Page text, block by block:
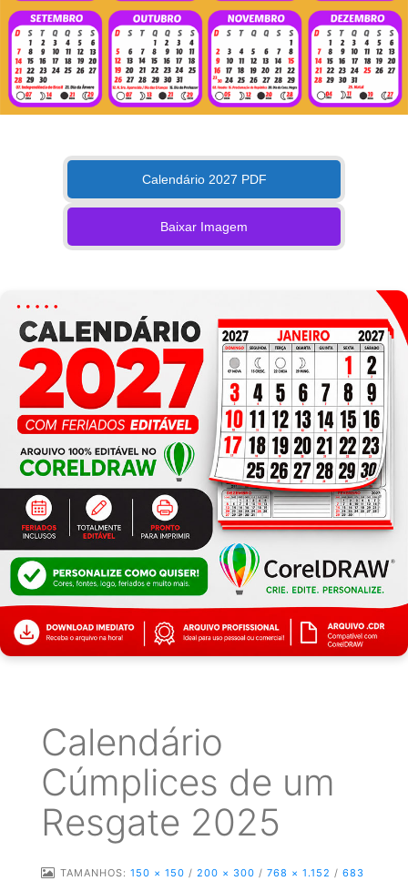
Calendário 2027 PDF
Baixar Imagem
Calendário
Cúmplices de um
Resgate 2025
TAMANHOS: 150 × 150 / 200 × 300 / 768 × 1.152 / 683